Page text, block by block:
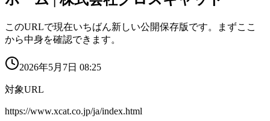
このURLで現在いちばん新しい公開保存版です。まずここ
から中身を確認できます。
2026年5月7日 08:25
対象URL
https://www.xcat.co.jp/ja/index.html